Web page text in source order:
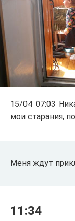
15/04 07:03
мои старания,
Меня ждут
11:34